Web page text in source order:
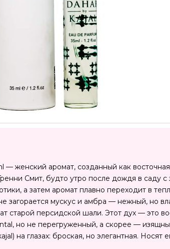
— женский аромат, созданный как
Смит, будто утро после дождя в саду
а затем аромат плавно переходит в
загорается мускус и амбра — нежный, но
старой персидской шали. Этот дух — это
но не перегруженный, а скорее —
на глазах: броская, но элегантная. Носят